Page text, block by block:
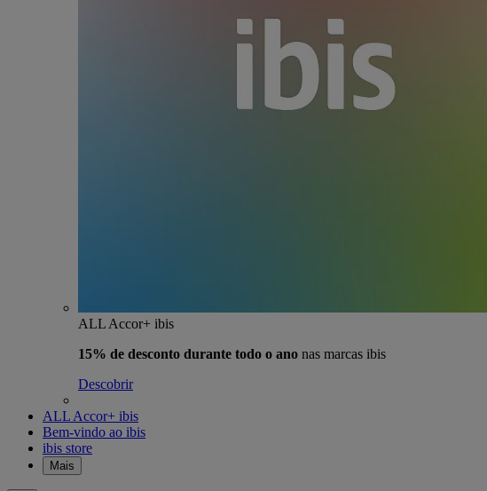
ALL Accor+ ibis
15% de desconto durante todo o ano nas marcas ibis
Descobrir
ALL Accor+ ibis
Bem-vindo ao ibis
ibis store
Mais